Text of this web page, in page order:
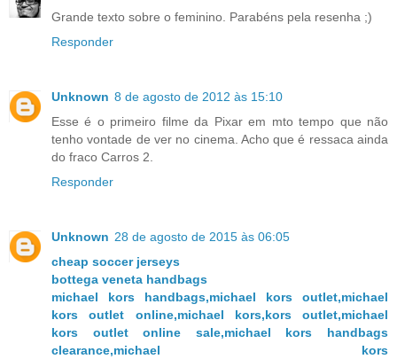
Grande texto sobre o feminino. Parabéns pela resenha ;)
Responder
Unknown 8 de agosto de 2012 às 15:10
Esse é o primeiro filme da Pixar em mto tempo que não
tenho vontade de ver no cinema. Acho que é ressaca ainda
do fraco Carros 2.
Responder
Unknown 28 de agosto de 2015 às 06:05
cheap soccer jerseys
bottega veneta handbags
michael kors handbags,michael kors outlet,michael
kors outlet online,michael kors,kors outlet,michael
kors outlet online sale,michael kors handbags
clearance,michael kors